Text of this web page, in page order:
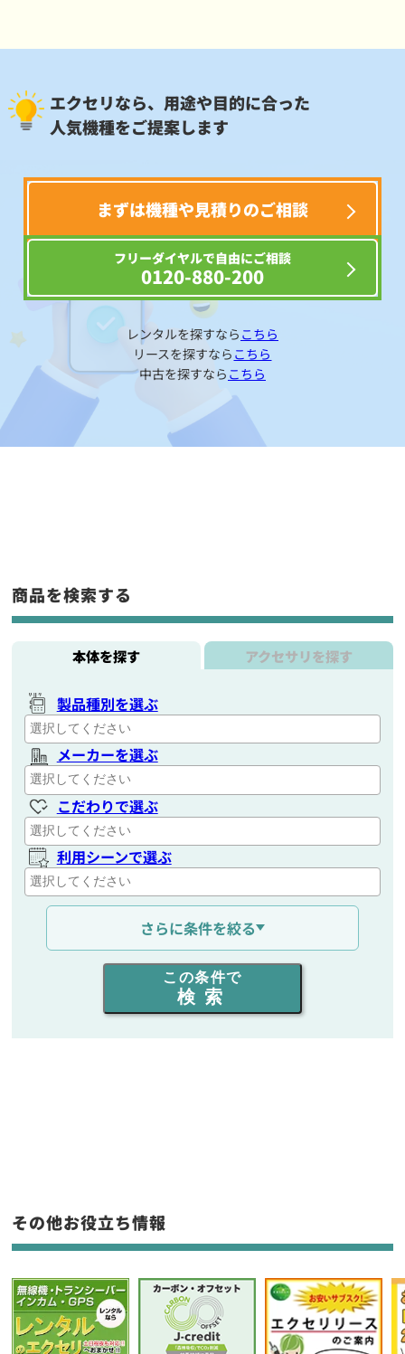
エクセリなら、用途や目的に合った
人気機種をご提案します
まずは機種や見積りのご相談
フリーダイヤルで自由にご相談
0120-880-200
レンタルを探すなら こちら
リースを探すなら こちら
中古を探すなら こちら
商品を検索する
本体を探す アクセサリを探す
製品種別を選ぶ
メーカーを選ぶ
こだわりで選ぶ
利用シーンで選ぶ
通信距離を選ぶ
出力を選ぶ
同時通話人数を選ぶ
フリーワード入力(製品名等)
選択条件をリセット
さらに条件を絞る
この条件で
検索
その他お役立ち情報